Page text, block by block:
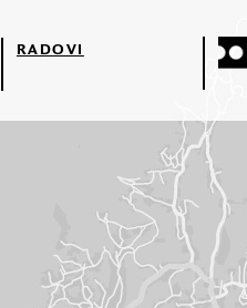
RADOVI